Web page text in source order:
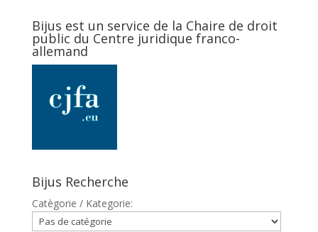
Bijus est un service de la Chaire de droit
public du Centre juridique franco-
allemand
Bijus Recherche
Catègorie / Kategorie: